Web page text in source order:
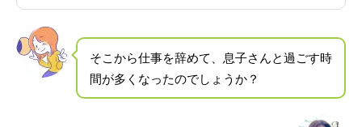
そこから仕事を辞めて、息子さんと過ごす時
間が多くなったのでしょうか？